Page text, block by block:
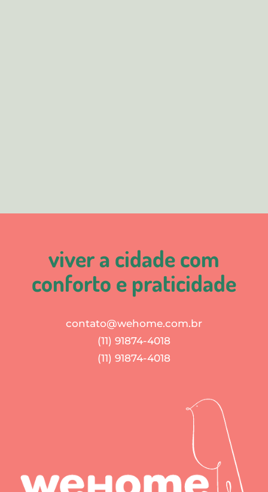
viver a cidade com
conforto e praticidade
contato@wehome.com.br
(11) 91874-4018
(11) 91874-4018